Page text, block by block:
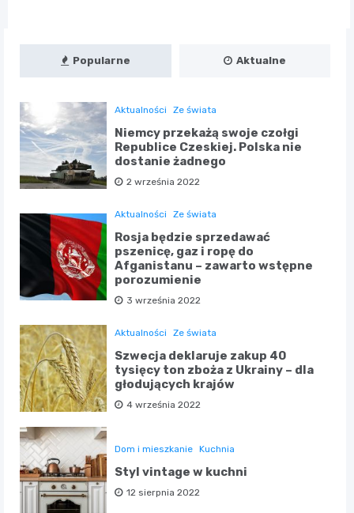
Popularne Aktualne
Aktualności Ze świata
Niemcy przekażą swoje czołgi
Republice Czeskiej. Polska nie
dostanie żadnego
2 września 2022
Aktualności Ze świata
Rosja będzie sprzedawać
pszenicę, gaz i ropę do
Afganistanu – zawarto wstępne
porozumienie
3 września 2022
Aktualności Ze świata
Szwecja deklaruje zakup 40
tysięcy ton zboża z Ukrainy – dla
głodujących krajów
4 września 2022
Dom i mieszkanie Kuchnia
Styl vintage w kuchni
12 sierpnia 2022